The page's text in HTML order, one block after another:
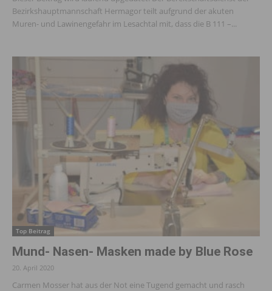
Bezirkshauptmannschaft Hermagor teilt aufgrund der akuten
Muren- und Lawinengefahr im Lesachtal mit, dass die B 111 –...
Top Beitrag
Mund- Nasen- Masken made by Blue Rose
20. April 2020
Carmen Mosser hat aus der Not eine Tugend gemacht und rasch